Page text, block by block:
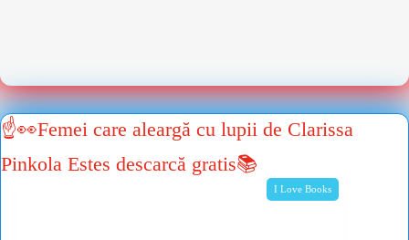
I Love Books
☝👀Femei care aleargă cu lupii de Clarissa
Pinkola Estes descarcă gratis📚